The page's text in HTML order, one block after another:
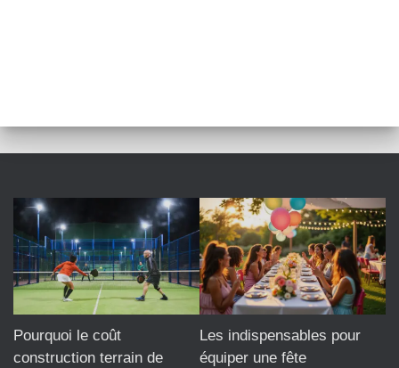
Pourquoi le coût
construction terrain de
Les indispensables pour
équiper une fête